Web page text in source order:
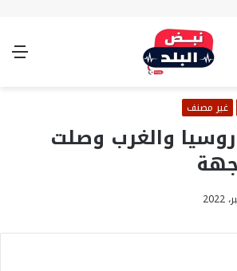
الوضع
غير مصنف
روسيا والغرب وصلت